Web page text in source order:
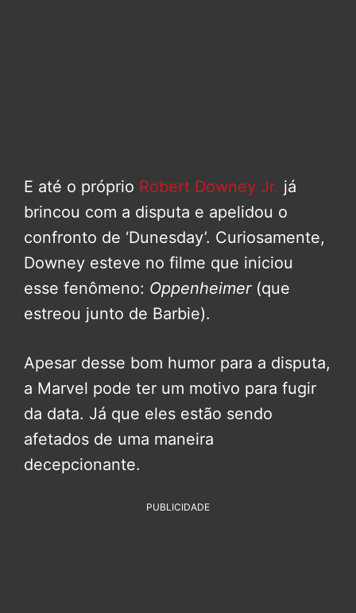
E até o próprio Robert Downey Jr. já
brincou com a disputa e apelidou o
confronto de ‘Dunesday’. Curiosamente,
Downey esteve no filme que iniciou
esse fenômeno: Oppenheimer(que
estreou junto de Barbie).
Apesar desse bom humor para a disputa,
a Marvel pode ter um motivo para fugir
da data. Já que eles estão sendo
afetados de uma maneira
decepcionante.
PUBLICIDADE